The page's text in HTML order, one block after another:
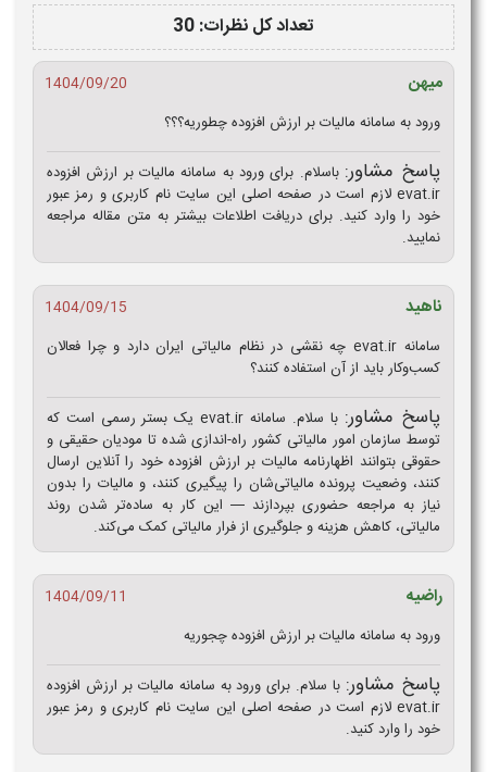
تعداد کل نظرات: 30
میهن
1404/09/20
ورود به سامانه مالیات بر ارزش افزوده چطوریه؟؟؟
پاسخ مشاور: باسلام. برای ورود به سامانه مالیات بر ارزش افزوده
evat.ir لازم است در صفحه اصلی این سایت نام کاربری و رمز عبور
خود را وارد کنید. برای دریافت اطلاعات بیشتر به متن مقاله مراجعه
نمایید.
ناهید
1404/09/15
سامانه evat.ir چه نقشی در نظام مالیاتی ایران دارد و چرا فعالان
کسب‌وکار باید از آن استفاده کنند؟
پاسخ مشاور:
با سلام. سامانه evat.ir یک بستر رسمی است که
توسط سازمان امور مالیاتی کشور راه-اندازی شده تا مودیان حقیقی و
حقوقی بتوانند اظهارنامه مالیات بر ارزش افزوده خود را آنلاین ارسال
کنند، وضعیت پرونده مالیاتی‌شان را پیگیری کنند، و مالیات را بدون
نیاز به مراجعه حضوری بپردازند — این کار به ساده‌تر شدن روند
مالیاتی، کاهش هزینه و جلوگیری از فرار مالیاتی کمک می‌کند.
راضیه
1404/09/11
ورود به سامانه مالیات بر ارزش افزوده چجوریه
پاسخ مشاور: با سلام. برای ورود به سامانه مالیات بر ارزش افزوده
evat.ir لازم است در صفحه اصلی این سایت نام کاربری و رمز عبور
خود را وارد کنید.